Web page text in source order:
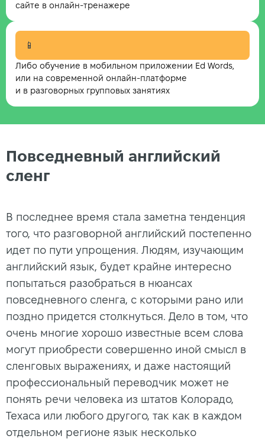
сайте в онлайн-тренажере
📱
Либо обучение в мобильном приложении Ed Words,
или на современной онлайн-платформе
и в разговорных групповых занятиях
Повседневный английский
сленг
В последнее время стала заметна тенденция
того, что разговорной английский постепенно
идет по пути упрощения. Людям, изучающим
английский язык, будет крайне интересно
попытаться разобраться в нюансах
повседневного сленга, с которыми рано или
поздно придется столкнуться. Дело в том, что
очень многие хорошо известные всем слова
могут приобрести совершенно иной смысл в
сленговых выражениях, и даже настоящий
профессиональный переводчик может не
понять речи человека из штатов Колорадо,
Техаса или любого другого, так как в каждом
отдельном регионе язык несколько